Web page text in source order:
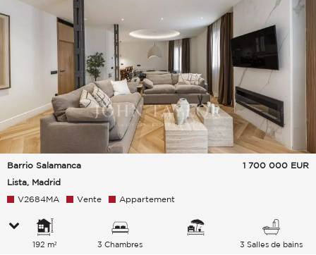
Barrio Salamanca
Lista, Madrid
1 700 000 EUR
V2684MA Vente Appartement
192 m² 3 Chambres 3 Salles de bains